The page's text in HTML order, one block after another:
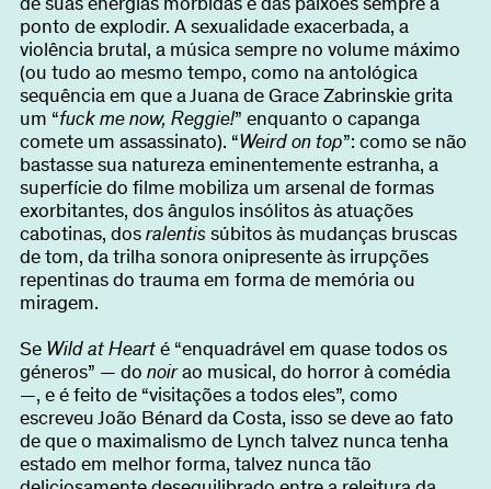
ponto de explodir. A sexualidade exacerbada, a
violência brutal, a música sempre no volume máximo
(ou tudo ao mesmo tempo, como na antológica
sequência em que a Juana de Grace Zabrinskie grita
um “fuck me now, Reggie!” enquanto o capanga
comete um assassinato). “Weird on top”: como se não
bastasse sua natureza eminentemente estranha, a
superfície do filme mobiliza um arsenal de formas
exorbitantes, dos ângulos insólitos às atuações
cabotinas, dosralentis súbitos às mudanças bruscas
de tom, da trilha sonora onipresente às irrupções
repentinas do trauma em forma de memória ou
miragem.
Se Wild at Hearté “enquadrável em quase todos os
géneros” — do noirao musical, do horror à comédia
—, e é feito de “visitações a todos eles”, como
escreveu João Bénard da Costa, isso se deve ao fato
de que o maximalismo de Lynch talvez nunca tenha
estado em melhor forma, talvez nunca tão